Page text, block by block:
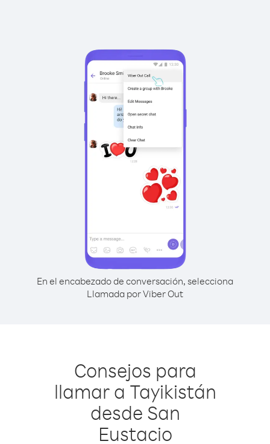
En el encabezado de conversación, selecciona
Llamada por Viber Out
Consejos para
llamar a Tayikistán
desde San
Eustacio